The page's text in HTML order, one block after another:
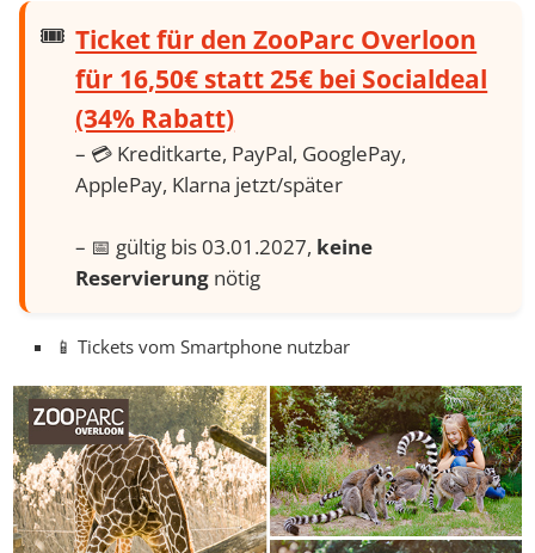
Ticket für den ZooParc Overloon
für 16,50€ statt 25€ bei Socialdeal
(34% Rabatt)
– 💳 Kreditkarte, PayPal, GooglePay,
ApplePay, Klarna jetzt/später
– 📅 gültig bis 03.01.2027, keine
Reservierung nötig
📱 Tickets vom Smartphone nutzbar